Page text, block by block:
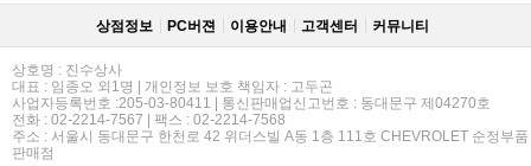
상점정보 PC버젼 이용안내 고객센터 커뮤니티
상호명 : 진수상사
대표 : 임종오 외1명 | 개인정보 보호 책임자 : 고두곤
사업자등록번호 :205-03-80411 | 통신판매업신고번호 : 동대문구 제04270호
전화 : 02-2214-7567 | 팩스 : 02-2214-7568
주소 : 서울시 동대문구 한천로 42 위더스빌 A동 1층 111호 CHEVROLET 순정부품
판매점